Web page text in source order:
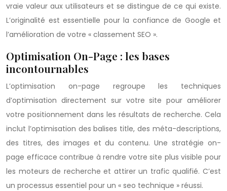
vraie valeur aux utilisateurs et se distingue de ce qui existe.
L’originalité est essentielle pour la confiance de Google et
l’amélioration de votre « classement SEO ».
Optimisation On-Page : les bases
incontournables
L’optimisation on-page regroupe les techniques
d’optimisation directement sur votre site pour améliorer
votre positionnement dans les résultats de recherche. Cela
inclut l’optimisation des balises title, des méta-descriptions,
des titres, des images et du contenu. Une stratégie on-
page efficace contribue à rendre votre site plus visible pour
les moteurs de recherche et attirer un trafic qualifié. C’est
un processus essentiel pour un « seo technique » réussi.